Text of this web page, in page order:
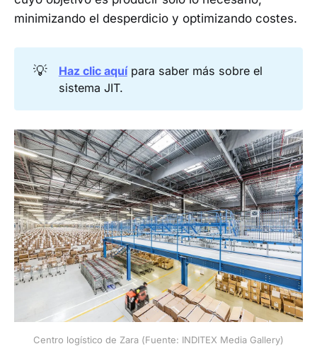
minimizando el desperdicio y optimizando costes.
💡 Haz clic aquípara saber más sobre el
sistema JIT.
Centro logístico de Zara (Fuente: INDITEX Media Gallery)